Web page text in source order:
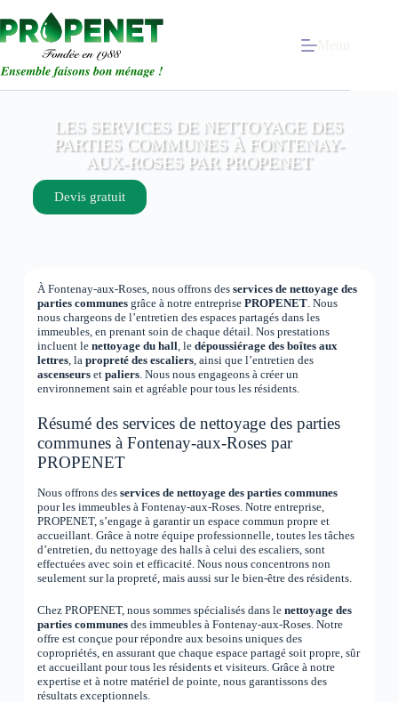
LES SERVICES DE NETTOYAGE DES
PARTIES COMMUNES À FONTENAY-
AUX-ROSES PAR PROPENET
Devis gratuit
À Fontenay-aux-Roses, nous offrons des services de nettoyage des
parties communesgrâce à notre entreprise PROPENET. Nous
nous chargeons de l’entretien des espaces partagés dans les
immeubles, en prenant soin de chaque détail. Nos prestations
incluent le nettoyage du hall, le dépoussiérage des boîtes aux
lettres, la propreté des escaliers, ainsi que l’entretien des
ascenseurset paliers. Nous nous engageons à créer un
environnement sain et agréable pour tous les résidents.
Résumé des services de nettoyage des parties
communes à Fontenay-aux-Roses par
PROPENET
Nous offrons des services de nettoyage des parties communes
pour les immeubles à Fontenay-aux-Roses. Notre entreprise,
PROPENET, s’engage à garantir un espace commun propre et
accueillant. Grâce à notre équipe professionnelle, toutes les tâches
d’entretien, du nettoyage des halls à celui des escaliers, sont
effectuées avec soin et efficacité. Nous nous concentrons non
seulement sur la propreté, mais aussi sur le bien-être des résidents.
Chez PROPENET, nous sommes spécialisés dans le nettoyage des
parties communesdes immeubles à Fontenay-aux-Roses. Notre
offre est conçue pour répondre aux besoins uniques des
copropriétés, en assurant que chaque espace partagé soit propre, sûr
et accueillant pour tous les résidents et visiteurs. Grâce à notre
expertise et à notre matériel de pointe, nous garantissons des
résultats exceptionnels.